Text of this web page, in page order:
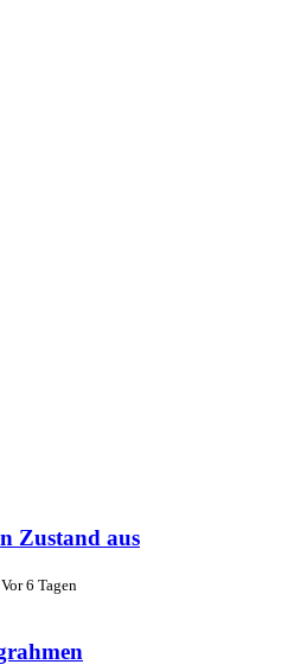
Zustand aus
6 Tagen